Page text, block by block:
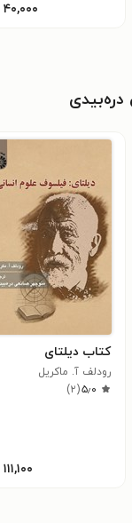
۴۰,۰۰۰
کتاب دیلتای
رودلف آ. ماکریل
۵٫۰(۲)
۱۱۱,۱۰۰